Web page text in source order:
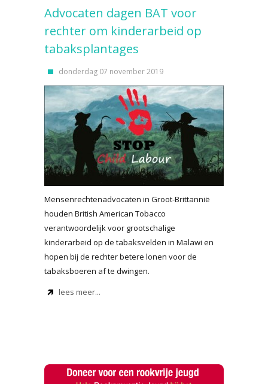
Advocaten dagen BAT voor
rechter om kinderarbeid op
tabaksplantages
donderdag 07 november 2019
Mensenrechtenadvocaten in Groot-Brittannië
houden British American Tobacco
verantwoordelijk voor grootschalige
kinderarbeid op de tabaksvelden in Malawi en
hopen bij de rechter betere lonen voor de
tabaksboeren af te dwingen.
lees meer...